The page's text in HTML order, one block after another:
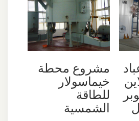
مشروع محطة
خيماسولار
للطاقة
الشمسية